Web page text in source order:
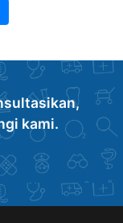
kami.